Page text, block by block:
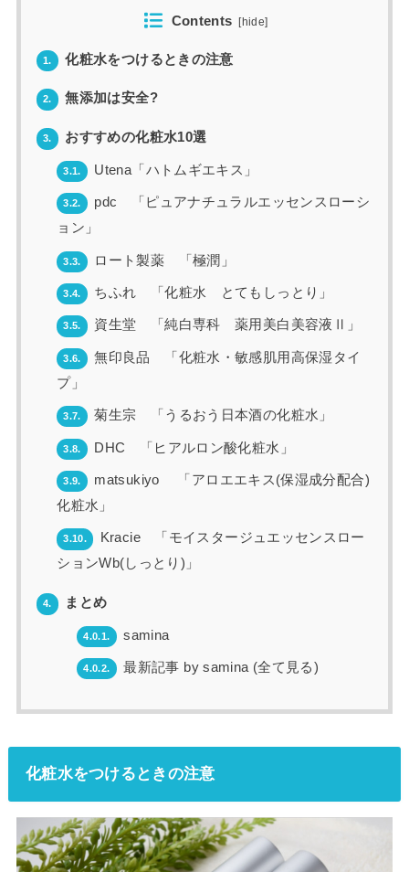
Contents [hide]
1. 化粧水をつけるときの注意
2. 無添加は安全?
3. おすすめの化粧水10選
3.1. Utena「ハトムギエキス」
3.2.
pdc 「ピュアナチュラルエッセンスローシ
ョン」
3.3. ロート製薬 「極潤」
3.4. ちふれ 「化粧水 とてもしっとり」
3.5. 資生堂 「純白専科 薬用美白美容液Ⅱ」
3.6.
無印良品 「化粧水・敏感肌用高保湿タイ
プ」
3.7. 菊生宗 「うるおう日本酒の化粧水」
3.8. DHC 「ヒアルロン酸化粧水」
3.9.
matsukiyo 「アロエエキス(保湿成分配合)
化粧水」
3.10.
Kracie 「モイスタージュエッセンスロー
ションWb(しっとり)」
4. まとめ
4.0.1. samina
4.0.2. 最新記事 by samina (全て見る)
化粧水をつけるときの注意